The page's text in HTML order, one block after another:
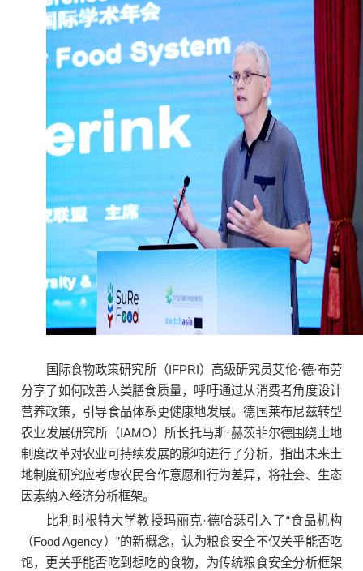
国际食物政策研究所（IFPRI）高级研究员艾伦·德·布劳
分享了如何改善人类膳食质量，呼吁通过从消费者角度设计
营养政策，引导食品体系更健康地发展。德国莱布尼兹转型
农业发展研究所（IAMO）所长托马斯·赫茨菲尔德围绕土地
制度改革对农业可持续发展的影响进行了分析，指出未来土
地制度研究应考虑农民合作意愿和行为差异，将社会、生态
因素纳入经济分析框架。
比利时根特大学教授玛丽克·德哈瑟引入了“食品机构
（Food Agency）”的新概念，认为粮食安全不仅关乎能否吃
饱，更关乎能否吃到想吃的食物，为传统粮食安全分析框架